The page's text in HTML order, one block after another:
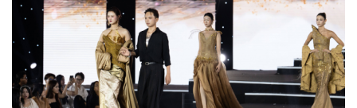
Du lịch
Tư vấn
Podcast
Câu chuyện thời sự